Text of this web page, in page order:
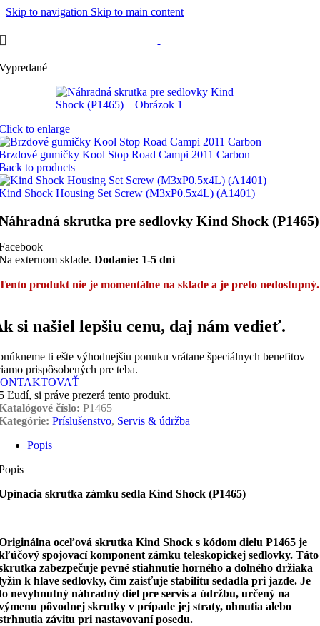
Skip to navigation Skip to main content
to enlarge
gumičky Kool Stop Road Campi 2011 Carbon
to products
Shock Housing Set Screw (M3xP0.5x4L) (A1401)
skrutka pre sedlovky Kind Shock (P1465)
externom sklade. Dodanie: 1-5 dní
produkt nie je momentálne na sklade a je preto nedostupný.
si našiel lepšiu cenu, daj nám vedieť.
ti ešte výhodnejšiu ponuku vrátane špeciálnych benefitov
prispôsobených pre teba.
Ľudí, si práve prezerá tento produkt.
číslo: P1465
Príslušenstvo, Servis & údržba
Popis
skrutka zámku sedla Kind Shock (P1465)
oceľová skrutka Kind Shock s kódom dielu P1465 je
spojovací komponent zámku teleskopickej sedlovky. Táto
zabezpečuje pevné stiahnutie horného a dolného držiaka
k hlave sedlovky, čím zaisťuje stabilitu sedadla pri jazde. Je
nevyhnutný náhradný diel pre servis a údržbu, určený na
pôvodnej skrutky v prípade jej straty, ohnutia alebo
závitu pri nastavovaní posedu.